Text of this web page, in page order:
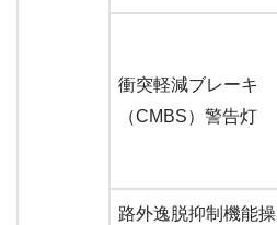
衝突軽減ブレーキ
（CMBS）警告灯
路外逸脱抑制機能操